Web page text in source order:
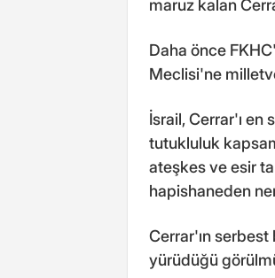
maruz kalan
Daha önce
Meclisi'ne
İsrail, Cerrar'ı
tutukluluk
ateşkes ve esir
hapishaneden
Cerrar'ın serbest
yürüdüğü